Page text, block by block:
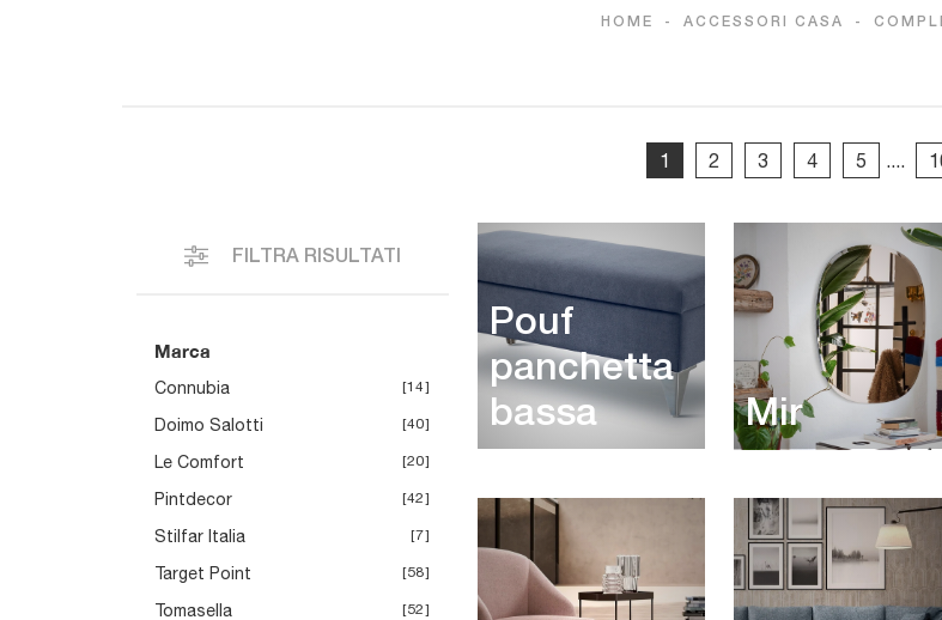
HOME - ACCESSORI CASA -
1 2 3 4 5 ....
FILTRA RISULTATI
Marca
Connubia 14
Doimo Salotti 40
Le Comfort 20
Pintdecor 42
Stilfar Italia 7
Target Point 58
Tomasella 52
Pouf
panchetta
bassa
Mir